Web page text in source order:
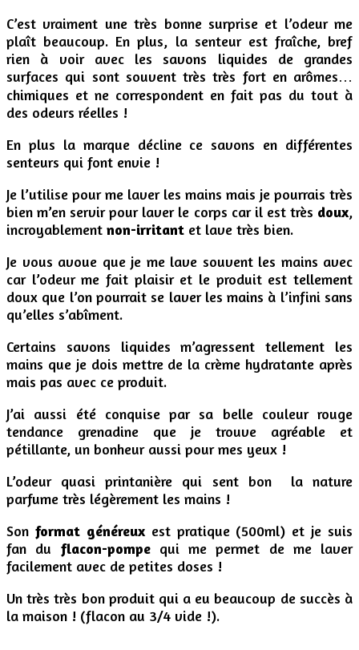
C’est vraiment une très bonne surprise et l’odeur me
plaît beaucoup. En plus, la senteur est fraîche, bref
rien à voir avec les savons liquides de grandes
surfaces qui sont souvent très très fort en arômes…
chimiques et ne correspondent en fait pas du tout à
des odeurs réelles !
En plus la marque décline ce savons en différentes
senteurs qui font envie !
Je l’utilise pour me laver les mains mais je pourrais très
bien m’en servir pour laver le corps car il est très doux,
incroyablement non-irritant et lave très bien.
Je vous avoue que je me lave souvent les mains avec
car l’odeur me fait plaisir et le produit est tellement
doux que l’on pourrait se laver les mains à l’infini sans
qu’elles s’abîment.
Certains savons liquides m’agressent tellement les
mains que je dois mettre de la crème hydratante après
mais pas avec ce produit.
J’ai aussi été conquise par sa belle couleur rouge
tendance grenadine que je trouve agréable et
pétillante, un bonheur aussi pour mes yeux !
L’odeur quasi printanière qui sent bon la nature
parfume très légèrement les mains !
Son format généreuxest pratique (500ml) et je suis
fan du flacon-pompequi me permet de me laver
facilement avec de petites doses !
Un très très bon produit qui a eu beaucoup de succès à
la maison ! (flacon au 3/4 vide !).